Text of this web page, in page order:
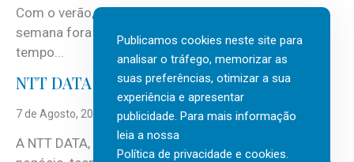
Com o verão, chegam também as férias, os fins-de-
semana fora e os dias em que a casa fica mais
tempo...
NTT DATA Insurtech Global Outlook 2026
7 de Agosto, 2026
A NTT DATA, consultora global em serviços de
Publicamos cookies neste site para
analisar o tráfego, memorizar as
suas preferências, otimizar a sua
experiência e apresentar
publicidade. Para mais informação
leia a nossa
Política de privacidade e cookies.